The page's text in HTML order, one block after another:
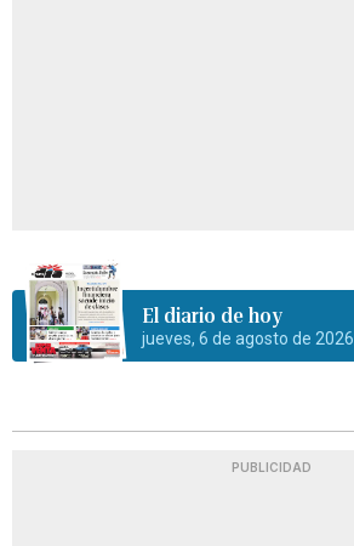
El diario de hoy
jueves, 6 de agosto de 2026
PUBLICIDAD